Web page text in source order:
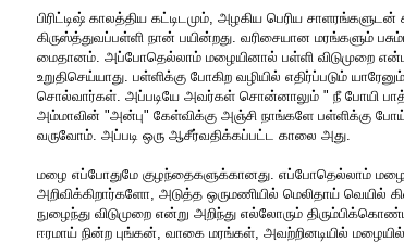
பிரிட்டிஷ் காலத்திய கட்டிடமும், அழகிய பெரிய
கிருஸ்த்துவப்பள்ளி நான் பயின்றது. வரிசையான மரங்களும்
மைதானம். அப்போதெல்லாம் மழையினால் பள்ளி விடுமுறை
உறுதிசெய்யாது. பள்ளிக்கு போகிற வழியில் எதிர்ப்படும்
சொல்வார்கள். அப்படியே அவர்கள் சொன்னாலும் " நீ போயி
அம்மாவின் "அன்பு" கேள்விக்கு அஞ்சி நாங்களே பள்ளிக்கு போய்
வருவோம். அப்படி ஒரு ஆசீர்வதிக்கப்பட்ட காலை அது.
மழை எப்போதுமே குழந்தைகளுக்கானது. எப்போதெல்லாம்
அறிவிக்கிறார்களோ, அடுத்த ஒருமணியில் மெலிதாய் வெயில்
நுழைந்து விடுமுறை என்று அறிந்து எல்லோரும்
ஈரமாய் நின்ற புங்கன், வாகை மரங்கள், அவற்றினடியில் மழையில்